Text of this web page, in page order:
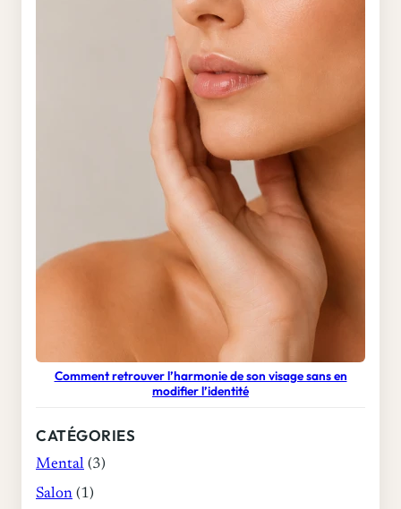
Comment retrouver l’harmonie de son visage sans en
modifier l’identité
CATÉGORIES
Mental (3)
Salon (1)